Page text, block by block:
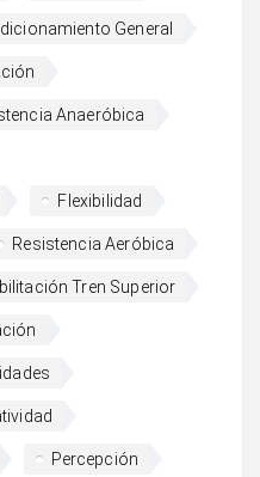
General
Anaeróbica
Flexibilidad
Resistencia Aeróbica
Tren Superior
Percepción